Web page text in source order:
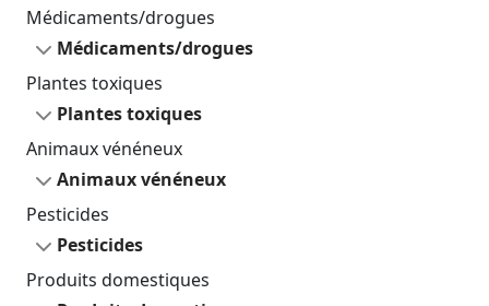
Médicaments/drogues
Médicaments/drogues
Plantes toxiques
Plantes toxiques
Animaux vénéneux
Animaux vénéneux
Pesticides
Pesticides
Produits domestiques